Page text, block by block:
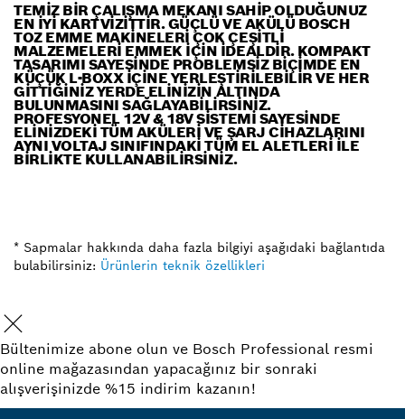
TEMIZ BIR ÇALIŞMA MEKANI SAHIP OLDUĞUNUZ
EN IYI KARTVIZITTIR. GÜÇLÜ VE AKÜLÜ BOSCH
TOZ EMME MAKINELERI ÇOK ÇEŞITLI
MALZEMELERI EMMEK IÇIN IDEALDIR. KOMPAKT
TASARIMI SAYESINDE PROBLEMSIZ BIÇIMDE EN
KÜÇÜK L-BOXX IÇINE YERLEŞTIRILEBILIR VE HER
GITTIĞINIZ YERDE ELINIZIN ALTINDA
BULUNMASINI SAĞLAYABILIRSINIZ.
PROFESYONEL 12V & 18V SISTEMI SAYESINDE
ELINIZDEKI TÜM AKÜLERI VE ŞARJ CIHAZLARINI
AYNI VOLTAJ SINIFINDAKI TÜM EL ALETLERI ILE
BIRLIKTE KULLANABILIRSINIZ.
* Sapmalar hakkında daha fazla bilgiyi aşağıdaki bağlantıda
bulabilirsiniz: Ürünlerin teknik özellikleri
Bültenimize abone olun ve Bosch Professional resmi
online mağazasından yapacağınız bir sonraki
alışverişinizde %15 indirim kazanın!